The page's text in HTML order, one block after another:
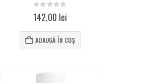
0 out of 5
142,00 lei
ADAUGĂ ÎN COȘ